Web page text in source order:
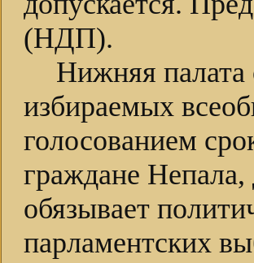
(НДП).
Нижняя палата
избираемых
голосованием
граждане
обязывает
парламентских